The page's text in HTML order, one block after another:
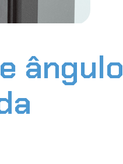
ângulo